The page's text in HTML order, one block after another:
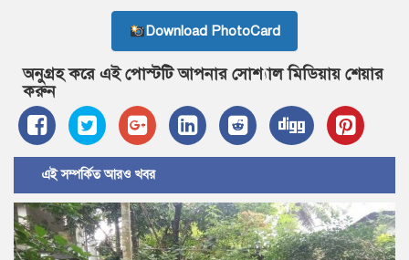
Download PhotoCard
অনুগ্রহ করে এই পোস্টটি আপনার সোশ্যাল মিডিয়ায় শেয়ার
করুন
এই সম্পর্কিত আরও খবর